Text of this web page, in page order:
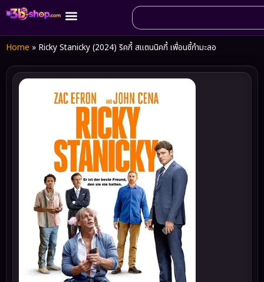
Home » Ricky Stanicky (2024) ริคกี้ สแตนนิคกี้ เพื่อนซี้กำมะลอ